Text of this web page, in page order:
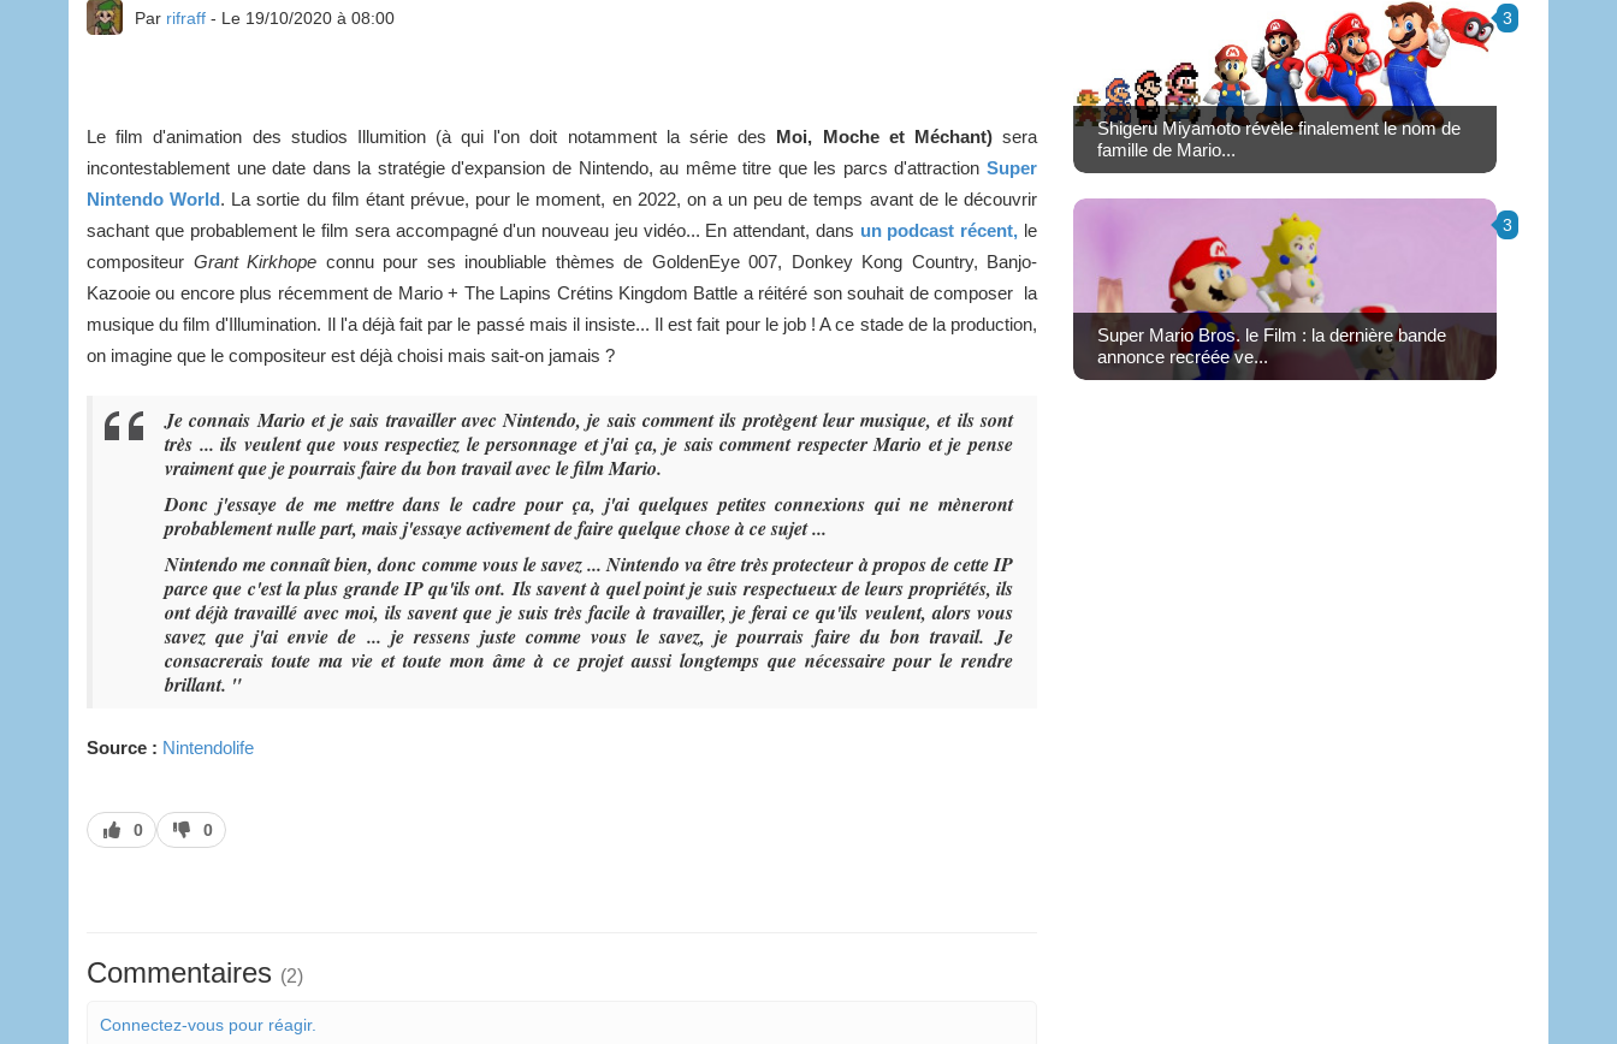
Par rifraff - Le 19/10/2020 à 08:00
Le film d'animation des studios Illumition (à qui l'on doit notamment la série des Moi, Moche et Méchant)sera
incontestablement une date dans la stratégie d'expansion de Nintendo, au même titre que les parcs d'attraction Super
Nintendo World. La sortie du film étant prévue, pour le moment, en 2022, on a un peu de temps avant de le découvrir
sachant que probablement le film sera accompagné d'un nouveau jeu vidéo... En attendant, dans un podcast récent, le
compositeur Grant Kirkhope connu pour ses inoubliable thèmes de GoldenEye 007, Donkey Kong Country, Banjo-
Kazooie ou encore plus récemment de Mario + The Lapins Crétins Kingdom Battle a réitéré son souhait de composer la
musique du film d'Illumination. Il l'a déjà fait par le passé mais il insiste... Il est fait pour le job ! A ce stade de la production,
on imagine que le compositeur est déjà choisi mais sait-on jamais ?
Je connais Mario et je sais travailler avec Nintendo, je sais comment ils protègent leur musique, et ils sont
très ... ils veulent que vous respectiez le personnage et j'ai ça, je sais comment respecter Mario et je pense
vraiment que je pourrais faire du bon travail avec le film Mario.
Donc j'essaye de me mettre dans le cadre pour ça, j'ai quelques petites connexions qui ne mèneront
probablement nulle part, mais j'essaye activement de faire quelque chose à ce sujet ...
Nintendo me connaît bien, donc comme vous le savez ... Nintendo va être très protecteur à propos de cette IP
parce que c'est la plus grande IP qu'ils ont. Ils savent à quel point je suis respectueux de leurs propriétés, ils
ont déjà travaillé avec moi, ils savent que je suis très facile à travailler, je ferai ce qu'ils veulent, alors vous
savez que j'ai envie de ... je ressens juste comme vous le savez, je pourrais faire du bon travail. Je
consacrerais toute ma vie et toute mon âme à ce projet aussi longtemps que nécessaire pour le rendre
brillant. "
Source : Nintendolife
J’aime
0
J’aime
pas
0
Commentaires (2)
Connectez-vous pour réagir.
3
Shigeru Miyamoto révèle finalement le nom de
famille de Mario...
3
Super Mario Bros. le Film : la dernière bande
annonce recréée ve...